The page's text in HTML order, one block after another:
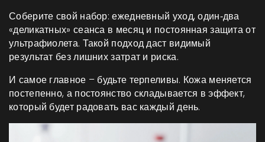
Соберите свой набор: ежедневный уход, один‑два
«деликатных» сеанса в месяц и постоянная защита от
ультрафиолета. Такой подход даст видимый
результат без лишних затрат и риска.
И самое главное – будьте терпеливы. Кожа меняется
постепенно, а постоянство складывается в эффект,
который будет радовать вас каждый день.